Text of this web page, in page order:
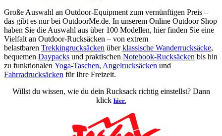
Große Auswahl an Outdoor-Equipment zum vernünftigen Preis –
das gibt es nur bei OutdoorMe.de. In unserem Online Outdoor Shop
haben Sie die Auswahl aus über 100 Modellen, hier finden Sie eine
Vielfalt an Outdoor-Rucksäcken – von extrem
belastbaren Trekkingrucksäcken überklassische Wanderrucksäcke,
bequemen Daypacks und praktischen Notebook-Rucksäcken bis hin
zu funktionalen Yoga-Taschen, Angelrucksäcken und
Fahrradrucksäcken für Ihre Freizeit.
Willst du wissen, wie du dein Rucksack richtig einstellst? Dann
klick hier.